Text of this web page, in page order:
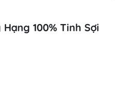
100% Tinh Sợi